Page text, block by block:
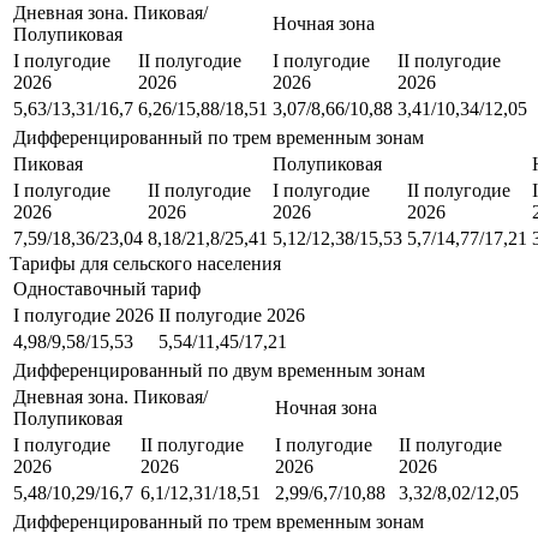
Дневная зона. Пиковая/
Полупиковая
Ночная зона
I полугодие
2026
II полугодие
2026
I полугодие
2026
II полугодие
2026
5,63/13,31/16,7 6,26/15,88/18,51 3,07/8,66/10,88 3,41/10,34/12,05
Дифференцированный по трем временным зонам
Пиковая
Полупиковая
I полугодие
2026
II полугодие
2026
I полугодие
2026
II полугодие
2026
7,59/18,36/23,04 8,18/21,8/25,41 5,12/12,38/15,53 5,7/14,77/17,21
Тарифы для сельского населения
Одноставочный тариф
I полугодие 2026 II полугодие 2026
4,98/9,58/15,53
5,54/11,45/17,21
Дифференцированный по двум временным зонам
Дневная зона. Пиковая/
Полупиковая
Ночная зона
I полугодие
2026
II полугодие
2026
I полугодие
2026
II полугодие
2026
5,48/10,29/16,7 6,1/12,31/18,51 2,99/6,7/10,88
3,32/8,02/12,05
Дифференцированный по трем временным зонам